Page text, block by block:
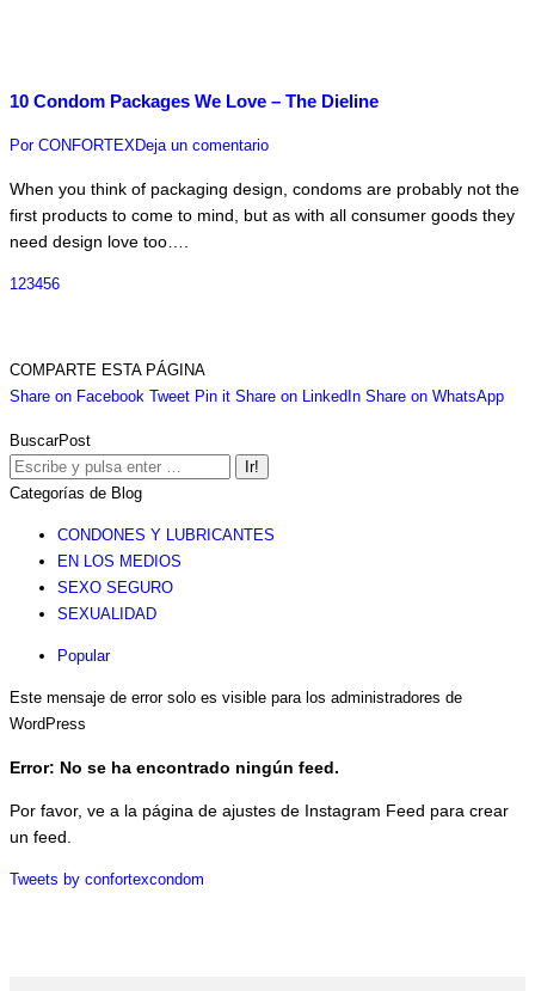
10 Condom Packages We Love – The Dieline
Por CONFORTEXDeja un comentario
When you think of packaging design, condoms are probably not the
first products to come to mind, but as with all consumer goods they
need design love too….
123456
COMPARTE ESTA PÁGINA
Share on Facebook Share
TweetShare
Pin itShare
Share on LinkedInShare
Share on WhatsApp
BuscarPost
Buscar:
Categorías de Blog
CONDONES Y LUBRICANTES
EN LOS MEDIOS
SEXO SEGURO
SEXUALIDAD
Popular
Este mensaje de error solo es visible para los administradores de
WordPress
Error: No se ha encontrado ningún feed.
Por favor, ve a la página de ajustes de Instagram Feed para crear
un feed.
Tweets by confortexcondom